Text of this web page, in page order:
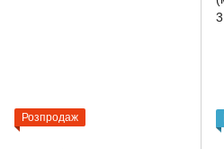
Розпродаж